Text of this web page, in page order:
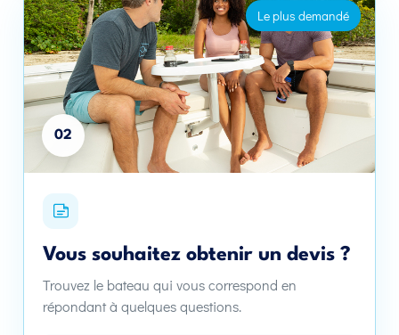
02
Le plus demandé
Vous souhaitez obtenir un devis ?
Trouvez le bateau qui vous correspond en
répondant à quelques questions.